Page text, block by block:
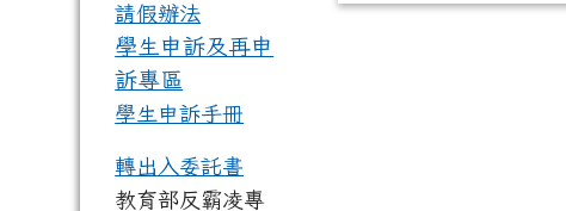
請假辦法
學生申訴及再申
訴專區
學生申訴手冊
轉出入委託書
教育部反霸凌專